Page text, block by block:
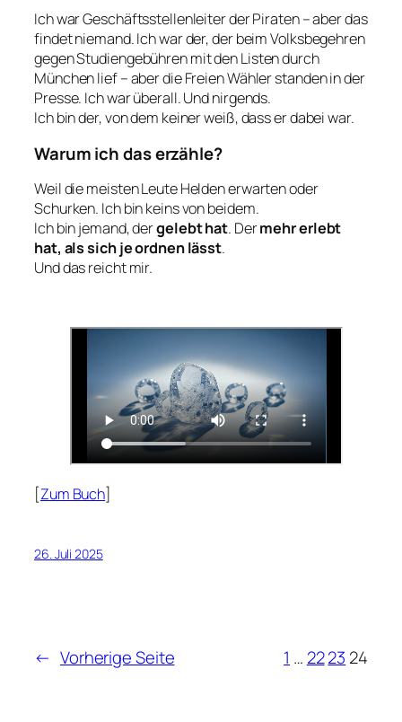
Ich war Geschäftsstellenleiter der Piraten – aber das
findet niemand. Ich war der, der beim Volksbegehren
gegen Studiengebühren mit den Listen durch
München lief – aber die Freien Wähler standen in der
Presse. Ich war überall. Und nirgends.
Ich bin der, von dem keiner weiß, dass er dabei war.
Warum ich das erzähle?
Weil die meisten Leute Helden erwarten oder
Schurken. Ich bin keins von beidem.
Ich bin jemand, dergelebt hat. Dermehr erlebt
hat, als sich je ordnen lässt.
Und das reicht mir.
[Zum Buch]
26. Juli 2025
← Vorherige Seite 1 … 2223 24